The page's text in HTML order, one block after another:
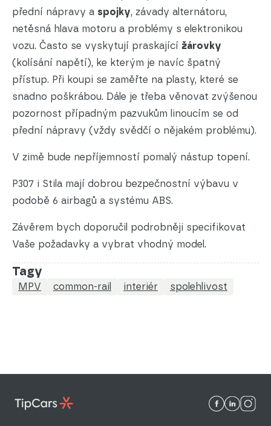
přední nápravy a spojky, závady alternátoru,
netěsná hlava motoru a problémy s elektronikou
vozu. Často se vyskytují praskající žárovky
(kolísání napětí), ke kterým je navíc špatný
přístup. Při koupi se zaměřte na plasty, které se
snadno poškrábou. Dále je třeba věnovat zvýšenou
pozornost případným pazvukům linoucím se od
přední nápravy (vždy svědčí o nějakém problému).
V zimě bude nepříjemností pomalý nástup topení.
P307 i Stila mají dobrou bezpečnostní výbavu v
podobě 6 airbagů a systému ABS.
Závěrem bych doporučil podrobněji specifikovat
Vaše požadavky a vybrat vhodný model.
Tagy
MPV common-rail interiér spolehlivost